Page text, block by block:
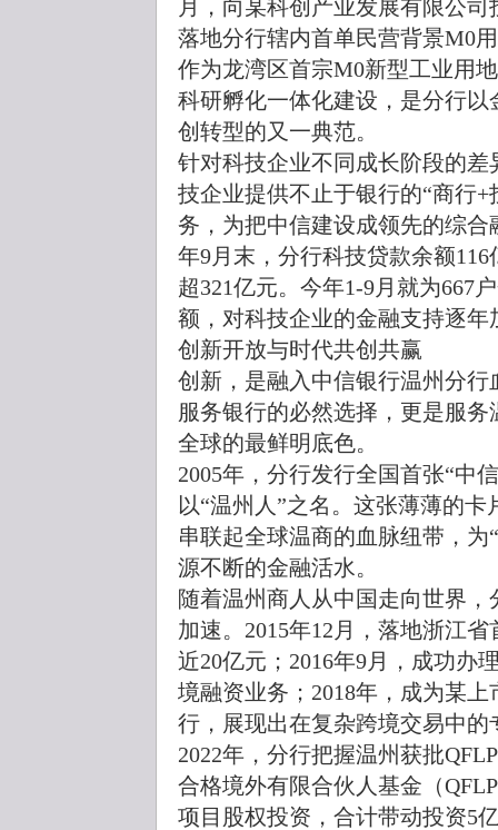
月，向某科创产业发展有限公
落地分行辖内首单民营背景M0
作为龙湾区首宗M0新型工业用
科研孵化一体化建设，是分行
创转型的又一典范。
针对科技企业不同成长阶段的
技企业提供不止于银行的“商行
务，为把中信建设成领先的综合
年9月末，分行科技贷款余额
超321亿元。今年1-9月就为667
额，对科技企业的金融支持逐年
创新开放与时代共创共赢
创新，是融入中信银行温州分
服务银行的必然选择，更是服
全球的最鲜明底色。
2005年，分行发行全国首张“中
以“温州人”之名。这张薄薄的
串联起全球温商的血脉纽带，
源不断的金融活水。
随着温州商人从中国走向世界
加速。2015年12月，落地浙江
近20亿元；2016年9月，成功办
境融资业务；2018年，成为某
行，展现出在复杂跨境交易中的
2022年，分行把握温州获批
合格境外有限合伙人基金（
项目股权投资，合计带动投资5